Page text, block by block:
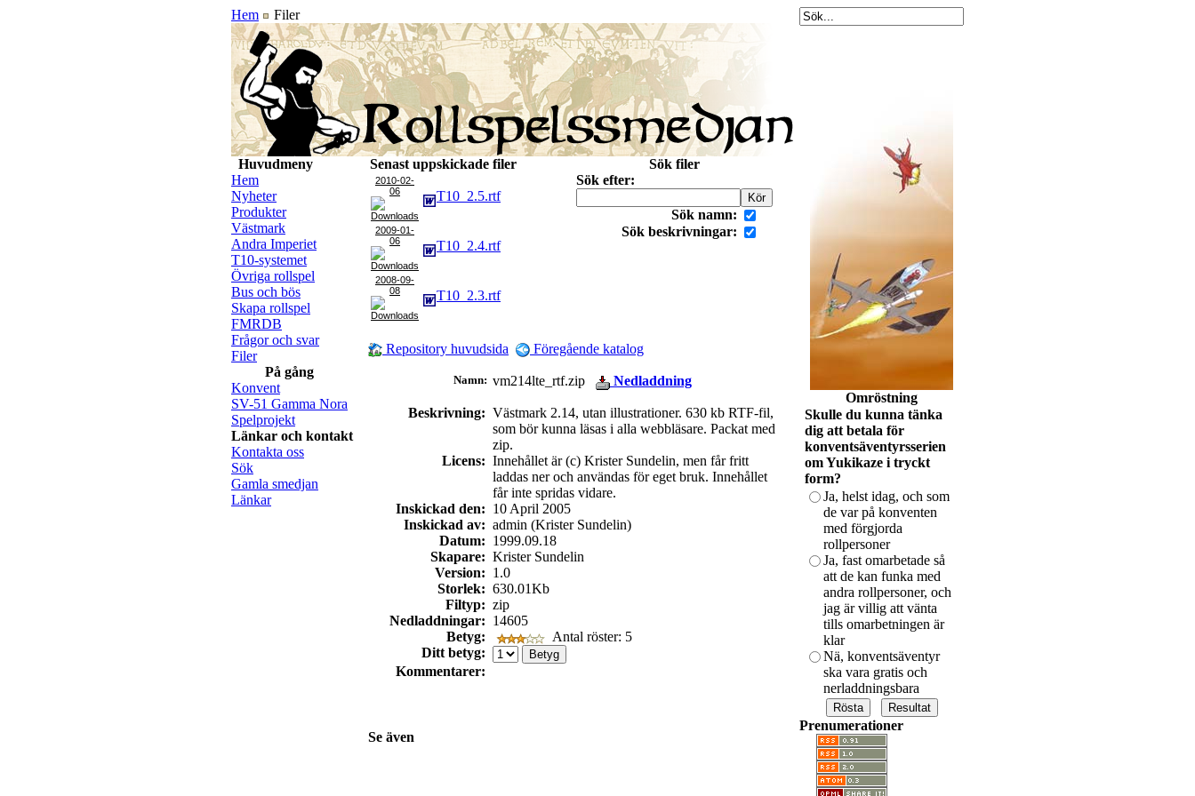
Hem Filer
Huvudmeny
Hem
Nyheter
Produkter
Västmark
Andra Imperiet
T10-systemet
Övriga rollspel
Bus och bös
Skapa rollspel
FMRDB
Frågor och svar
Filer
På gång
Konvent
SV-51 Gamma Nora
Spelprojekt
Länkar och kontakt
Kontakta oss
Sök
Gamla smedjan
Länkar
Senast uppskickade filer
2010-02-
06
T10_2.5.rtf
2009-01-
06
T10_2.4.rtf
2008-09-
08
T10_2.3.rtf
Sök filer
Sök efter:
Sök namn:
Sök beskrivningar:
Repository huvudsida Föregående katalog
Namn: vm214lte_rtf.zip Nedladdning
Beskrivning: Västmark 2.14, utan illustrationer. 630 kb RTF-fil,
som bör kunna läsas i alla webbläsare. Packat med
zip.
Licens: Innehållet är (c) Krister Sundelin, men får fritt
laddas ner och användas för eget bruk. Innehållet
får inte spridas vidare.
Inskickad den: 10 April 2005
Inskickad av: admin (Krister Sundelin)
Datum: 1999.09.18
Skapare: Krister Sundelin
Version: 1.0
Storlek: 630.01Kb
Filtyp: zip
Nedladdningar: 14605
Betyg:
Antal röster: 5
Ditt betyg:
Kommentarer:
Se även
Omröstning
Skulle du kunna tänka
dig att betala för
konventsäventyrsserien
om Yukikaze i tryckt
form?
Ja, helst idag, och som
de var på konventen
med förgjorda
rollpersoner
Ja, fast omarbetade så
att de kan funka med
andra rollpersoner, och
jag är villig att vänta
tills omarbetningen är
klar
Nä, konventsäventyr
ska vara gratis och
nerladdningsbara
Prenumerationer